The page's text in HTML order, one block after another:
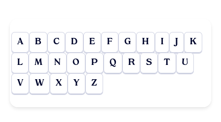
A B C D E F G H I J K
L M N O P Q R S T U
V W X Y Z